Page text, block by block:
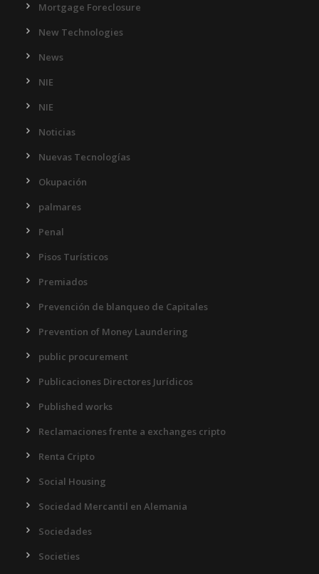
Mortgage Foreclosure
New Technologies
News
NIE
NIE
Noticias
Nuevas Tecnologías
Okupación
palmares
Penal
Pisos Turísticos
Premiados
Prevención de blanqueo de Capitales
Prevention of Money Laundering
public procurement
Publicaciones Directores Jurídicos
Published works
Reclamaciones frente a exchanges cripto
Renta Cripto
Social Housing
Sociedad Mercantil en Alemania
Sociedades
Societies